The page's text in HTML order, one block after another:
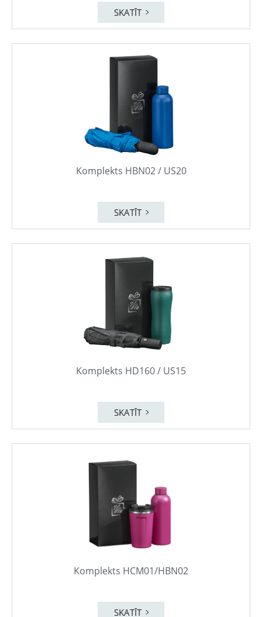
SKATĪT
Komplekts HBN02 / US20
SKATĪT
Komplekts HD160 / US15
SKATĪT
Komplekts HCM01/HBN02
SKATĪT